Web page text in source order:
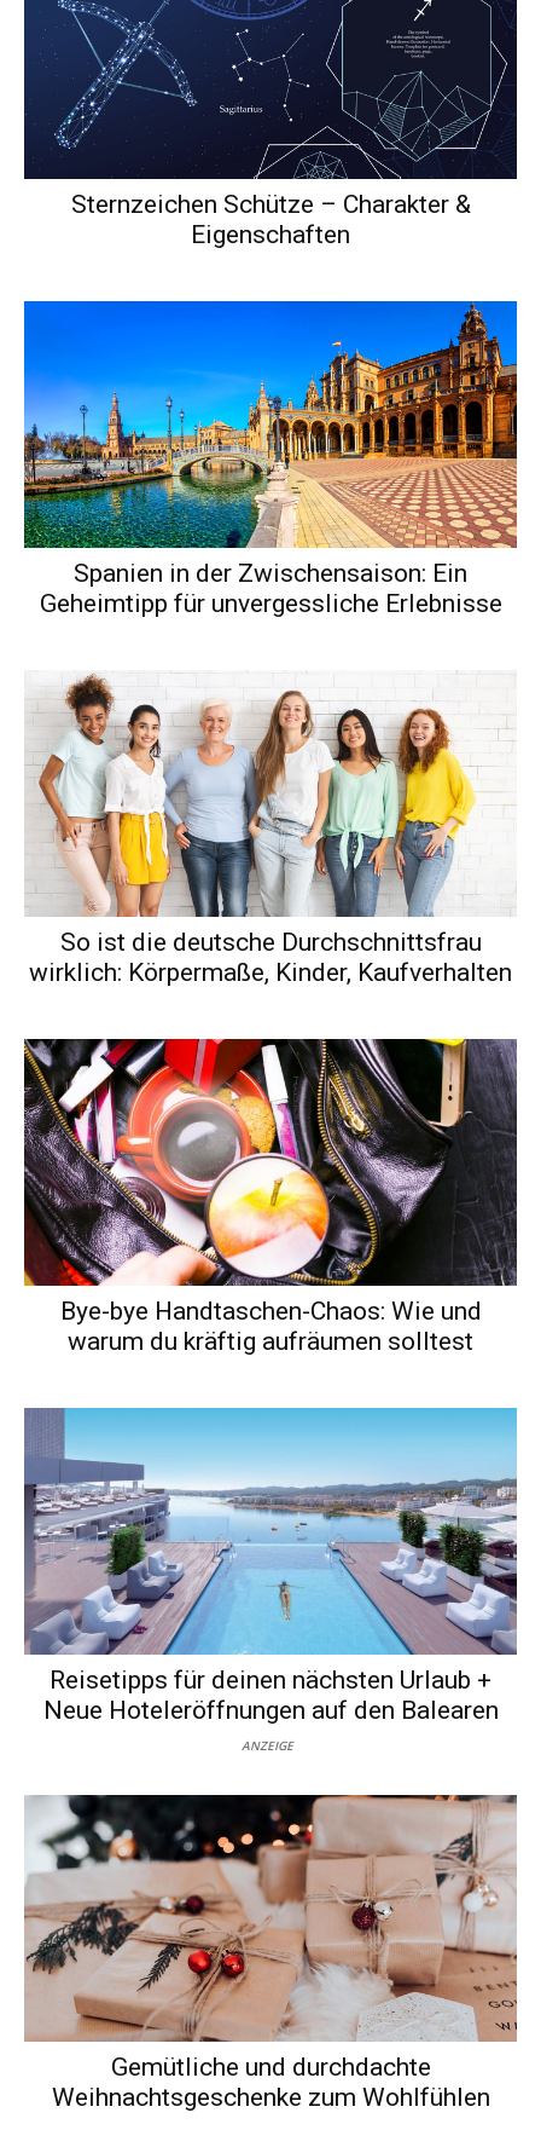
Sternzeichen Schütze – Charakter &
Eigenschaften
Spanien in der Zwischensaison: Ein
Geheimtipp für unvergessliche Erlebnisse
So ist die deutsche Durchschnittsfrau
wirklich: Körpermaße, Kinder, Kaufverhalten
Bye-bye Handtaschen-Chaos: Wie und
warum du kräftig aufräumen solltest
Reisetipps für deinen nächsten Urlaub +
Neue Hoteleröffnungen auf den Balearen
ANZEIGE
Gemütliche und durchdachte
Weihnachtsgeschenke zum Wohlfühlen